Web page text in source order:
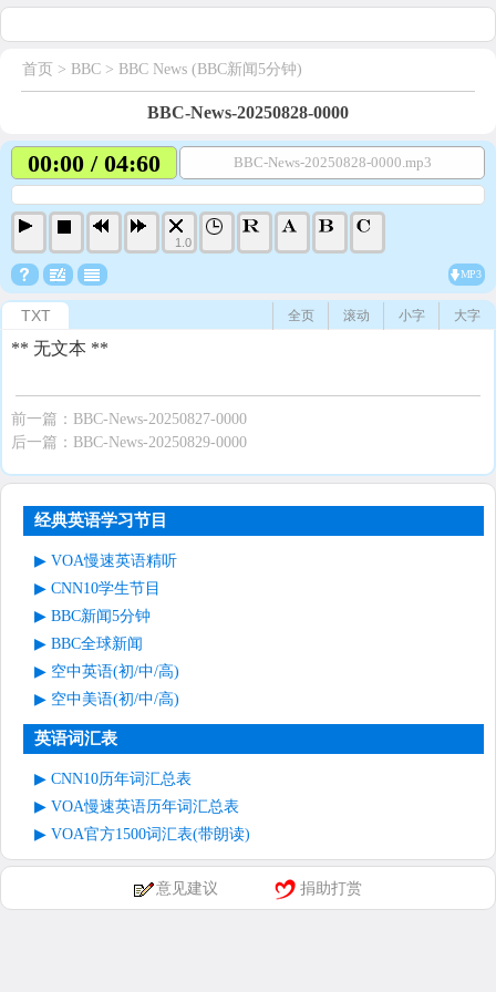
首页 > BBC > BBC News (BBC新闻5分钟)
BBC-News-20250828-0000
00:00 / 04:60 BBC-News-20250828-0000.mp3
1.0
MP3
TXT 大字
小字
滚动
全页
** 无文本 **
前一篇： BBC-News-20250827-0000
后一篇： BBC-News-20250829-0000
经典英语学习节目
VOA慢速英语精听
CNN10学生节目
BBC新闻5分钟
BBC全球新闻
空中英语(初/中/高)
空中美语(初/中/高)
英语词汇表
CNN10历年词汇总表
VOA慢速英语历年词汇总表
VOA官方1500词汇表(带朗读)
意见建议 捐助打赏